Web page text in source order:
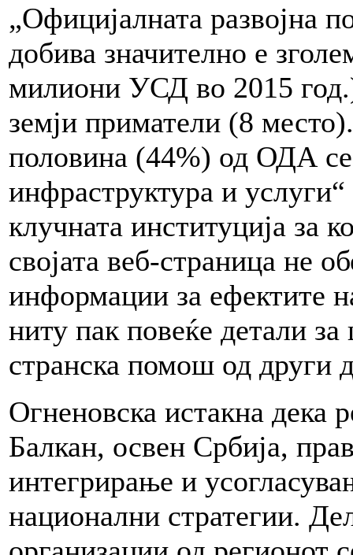
„Официјалната развојна
добива значително е
милиони УСД во 2015
земји приматели (8
половина (44%) од ОДА се
инфраструктура и
клучната институција за
својата веб-страница не
информации за ефектите
ниту пак повеќе детали
странска помош од други
Огненовска истакна дека
Балкан, освен Србија,
интегрирање и
национални стратегии.